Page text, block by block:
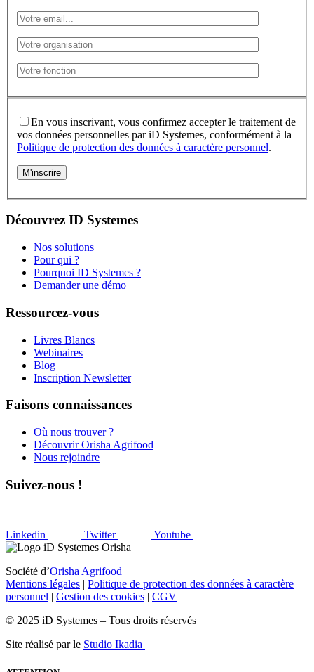
En vous inscrivant, vous confirmez accepter le traitement de
vos données personnelles par iD Systemes, conformément à la
Politique de protection des données à caractère personnel.
Découvrez ID Systemes
Nos solutions
Pour qui ?
Pourquoi ID Systemes ?
Demander une démo
Ressourcez-vous
Livres Blancs
Webinaires
Blog
Inscription Newsletter
Faisons connaissances
Où nous trouver ?
Découvrir Orisha Agrifood
Nous rejoindre
Suivez-nous !
Linkedin Twitter Youtube
Société d’Orisha Agrifood
Mentions légales
Politique de protection des données à caractère
personnel
Gestion des cookies
CGV
© 2025 iD Systemes – Tous droits réservés
Site réalisé par le Studio Ikadia